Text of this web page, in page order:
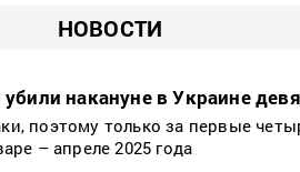
НОВОСТИ
накануне в Украине
поэтому только за первые
– апреле 2025 года